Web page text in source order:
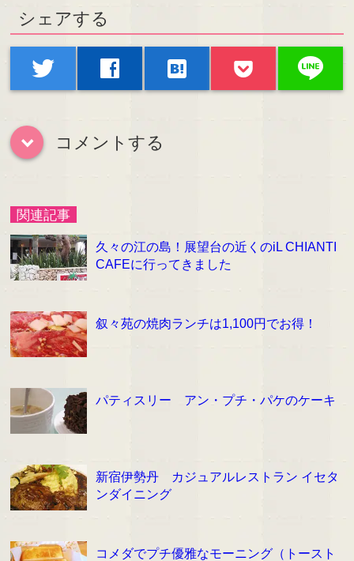
シェアする
twitter facebook hatenabookmark line
down コメントする
関連記事
久々の江の島！展望台の近くのiL CHIANTI
CAFEに行ってきました
叙々苑の焼肉ランチは1,100円でお得！
パティスリー アン・プチ・パケのケーキ
新宿伊勢丹 カジュアルレストラン イセタ
ンダイニング
コメダでプチ優雅なモーニング（トースト